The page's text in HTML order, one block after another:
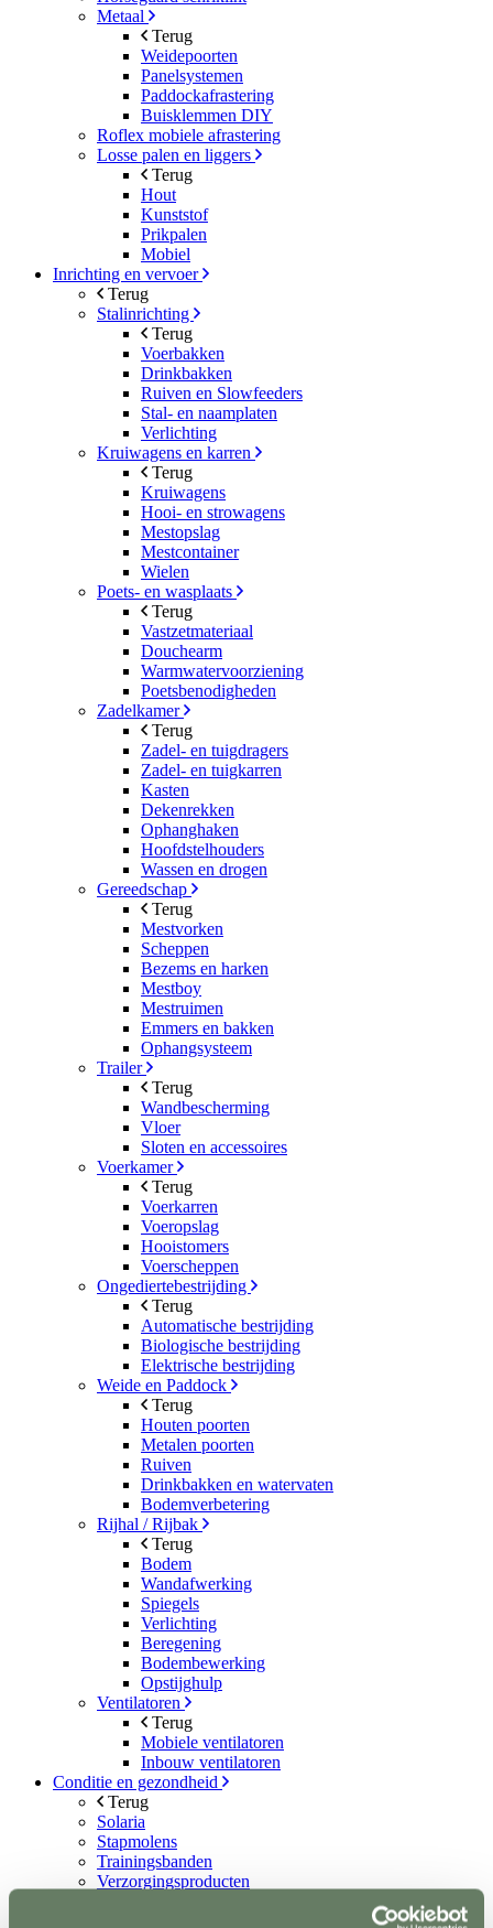
Metaal
Terug
Weidepoorten
Panelsystemen
Paddockafrastering
Buisklemmen DIY
Roflex mobiele afrastering
Losse palen en liggers
Terug
Hout
Kunststof
Prikpalen
Mobiel
Inrichting en vervoer
Terug
Stalinrichting
Terug
Voerbakken
Drinkbakken
Ruiven en Slowfeeders
Stal- en naamplaten
Verlichting
Kruiwagens en karren
Terug
Kruiwagens
Hooi- en strowagens
Mestopslag
Mestcontainer
Wielen
Poets- en wasplaats
Terug
Vastzetmateriaal
Douchearm
Warmwatervoorziening
Poetsbenodigheden
Zadelkamer
Terug
Zadel- en tuigdragers
Zadel- en tuigkarren
Kasten
Dekenrekken
Ophanghaken
Hoofdstelhouders
Wassen en drogen
Gereedschap
Terug
Mestvorken
Scheppen
Bezems en harken
Mestboy
Mestruimen
Emmers en bakken
Ophangsysteem
Trailer
Terug
Wandbescherming
Vloer
Sloten en accessoires
Voerkamer
Terug
Voerkarren
Voeropslag
Hooistomers
Voerscheppen
Ongediertebestrijding
Terug
Automatische bestrijding
Biologische bestrijding
Elektrische bestrijding
Weide en Paddock
Terug
Houten poorten
Metalen poorten
Ruiven
Drinkbakken en watervaten
Bodemverbetering
Rijhal / Rijbak
Terug
Bodem
Wandafwerking
Spiegels
Verlichting
Beregening
Bodembewerking
Opstijghulp
Ventilatoren
Terug
Mobiele ventilatoren
Inbouw ventilatoren
Conditie en gezondheid
Terug
Solaria
Stapmolens
Trainingsbanden
Verzorgingsproducten